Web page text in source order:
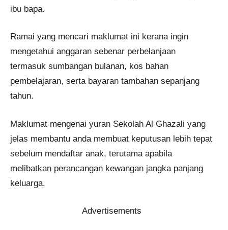
ibu bapa.
Ramai yang mencari maklumat ini kerana ingin
mengetahui anggaran sebenar perbelanjaan
termasuk sumbangan bulanan, kos bahan
pembelajaran, serta bayaran tambahan sepanjang
tahun.
Maklumat mengenai yuran Sekolah Al Ghazali yang
jelas membantu anda membuat keputusan lebih tepat
sebelum mendaftar anak, terutama apabila
melibatkan perancangan kewangan jangka panjang
keluarga.
Advertisements